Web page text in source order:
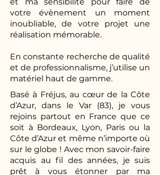
votre évènement un moment
inoubliable, de votre projet une
réalisation mémorable.
En constante recherche de qualité
et de professionnalisme, j’utilise un
matériel haut de gamme.
Basé à Fréjus, au cœur de la Côte
d’Azur, dans le Var (83), je vous
rejoins partout en France que ce
soit à Bordeaux, Lyon, Paris ou la
Côte d’Azur et même n’importe où
sur le globe ! Avec mon savoir-faire
acquis au fil des années, je suis
prêt à vous étonner par ma